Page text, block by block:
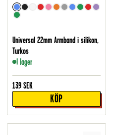
Universal 22mm Armband i silikon,
Turkos
I lager
139 SEK
KÖP